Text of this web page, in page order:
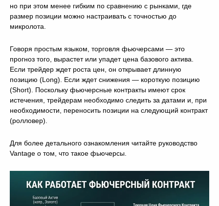
но при этом менее гибким по сравнению с рынками, где
размер позиции можно настраивать с точностью до
микролота.
Говоря простым языком, торговля фьючерсами — это
прогноз того, вырастет или упадет цена базового актива.
Если трейдер ждет роста цен, он открывает длинную
позицию (Long). Если ждет снижения — короткую позицию
(Short). Поскольку фьючерсные контракты имеют срок
истечения, трейдерам необходимо следить за датами и, при
необходимости, переносить позиции на следующий контракт
(ролловер).
Для более детального ознакомления читайте руководство
Vantage о том, что такое фьючерсы.